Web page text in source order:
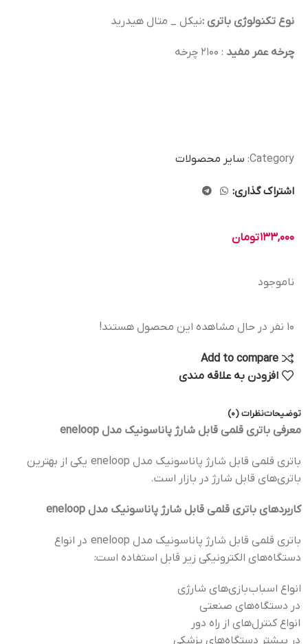
نوع تکنولوژی باتری :نیکل _ متال هیدرید
چرخه عمر مفید : 2100 چرخه
Category: سایر محصولات
اشتراک گذاری:
133,000تومان
ناموجود
10 نفر در حال مشاهده این محصول هستند!
Add to compare
افزودن به علاقه مندی
توضیحاتنظرات (0)
معرفی باتری قلمی قابل شارژ پاناسونیک مدل eneloop
باتری قلمی قابل شارژ پاناسونیک مدل eneloop یکی از بهترین
باتری‌های قابل شارژ در بازار است.
کاربردهای باتری قلمی قابل شارژ پاناسونیک مدل eneloop
باتری قلمی قابل شارژ پاناسونیک مدل eneloop در انواع
دستگاه‌های الکترونیکی زیر قابل استفاده است:
انواع اسباب‌بازی‌های شارژی
در دستگاه‌های صنعتی
انواع کنترل‌های از راه دور
در بیشتر دستگاه‌های پزشکی